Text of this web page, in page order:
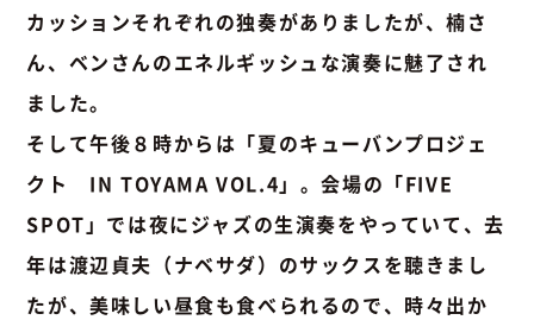
カッションそれぞれの独奏がありましたが、楠さ
ん、ベンさんのエネルギッシュな演奏に魅了され
ました。
そして午後８時からは「夏のキューバンプロジェ
クト IN TOYAMA VOL.4」。会場の「FIVE
SPOT」では夜にジャズの生演奏をやっていて、去
年は渡辺貞夫（ナベサダ）のサックスを聴きまし
たが、美味しい昼食も食べられるので、時々出か